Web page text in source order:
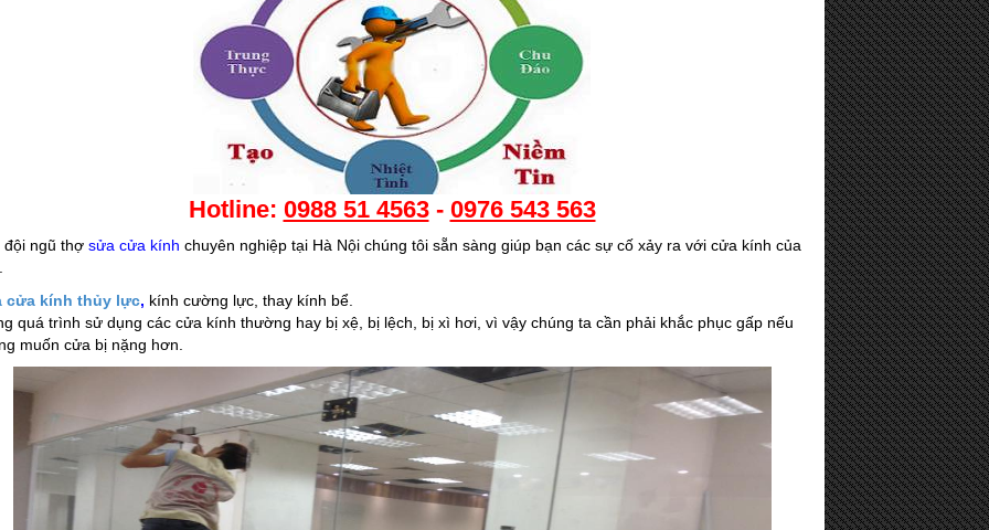
Hotline: 0988 51 4563- 0976 543 563
ngũ thợ sửa cửa kính chuyên nghiệp tại Hà Nội chúng tôi sẵn sàng giúp bạn các sự cố xảy ra với cửa kính của
cửa kính thủy lực, kính cường lực, thay kính bể.
quá trình sử dụng các cửa kính thường hay bị xệ, bị lệch, bị xì hơi, vì vậy chúng ta cần phải khắc phục gấp nếu
muốn cửa bị nặng hơn.